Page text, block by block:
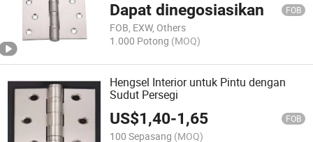
Dapat dinegosiasikan FOB
FOB, EXW, Others
1.000 Potong (MOQ)
Hengsel Interior untuk Pintu dengan
Sudut Persegi
US$1,40-1,65 FOB
100 Sepasang (MOQ)